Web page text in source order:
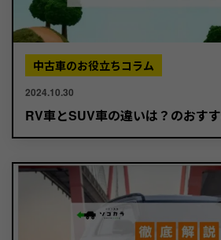
中古車のお役立ちコラム
2024.10.30
RV車とSUV車の違いは？のおす